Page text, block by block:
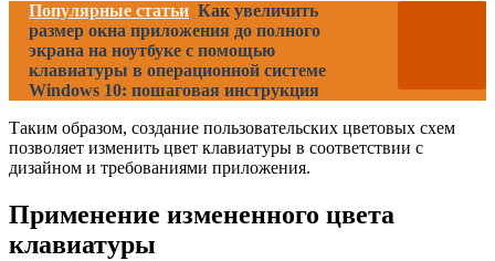
Популярные статьи Как увеличить
размер окна приложения до полного
экрана на ноутбуке с помощью
клавиатуры в операционной системе
Windows 10: пошаговая инструкция
Таким образом, создание пользовательских цветовых схем
позволяет изменить цвет клавиатуры в соответствии с
дизайном и требованиями приложения.
Применение измененного цвета
клавиатуры